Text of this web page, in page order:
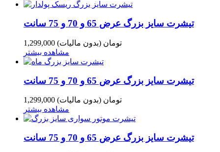
تیشرت سایز بزرگ عرض 65 و 70 و 75 سانت
1,299,000 تومان (بدون مالیات)
مشاهده بیشتر
تیشرت سایز بزرگ عرض 65 و 70 و 75 سانت
1,299,000 تومان (بدون مالیات)
مشاهده بیشتر
تیشرت سایز بزرگ عرض 65 و 70 و 75 سانت